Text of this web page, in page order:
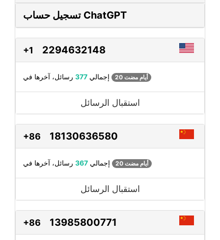
تسجيل حساب ChatGPT
+1 2294632148
إجمالي 377 20 أيام مضت
استقبال الرسائل
+86 18130636580
إجمالي 367 20 أيام مضت
استقبال الرسائل
+86 13985800771